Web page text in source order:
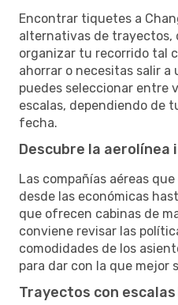
Encontrar tiquetes a
alternativas de trayectos,
organizar tu recorrido tal
ahorrar o necesitas salir a
puedes seleccionar entre
escalas, dependiendo de
fecha.
Descubre la
Las compañías aéreas
desde las económicas
que ofrecen cabinas de
conviene revisar las
comodidades de los
para dar con la que mejor
Trayectos con